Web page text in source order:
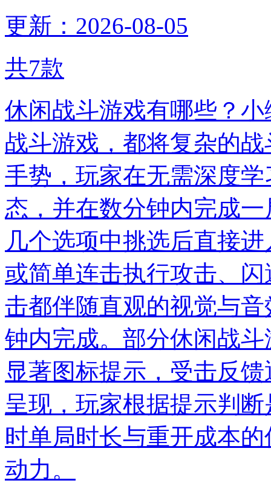
更新：2026-08-05
共7款
休闲战斗游戏有哪些？
战斗游戏，都将复杂的
手势，玩家在无需深度
态，并在数分钟内完成
几个选项中挑选后直接
或简单连击执行攻击、
击都伴随直观的视觉与
钟内完成。部分休闲战
显著图标提示，受击反
呈现，玩家根据提示判
时单局时长与重开成本
动力。